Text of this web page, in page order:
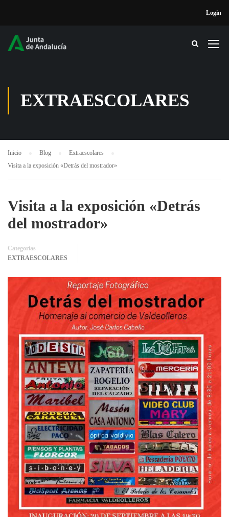
Login
EXTRAESCOLARES
Inicio Blog
Extraescolares
Visita a la exposición «Detrás del mostrador»
Visita a la exposición «Detrás
del mostrador»
Categorías
EXTRAESCOLARES